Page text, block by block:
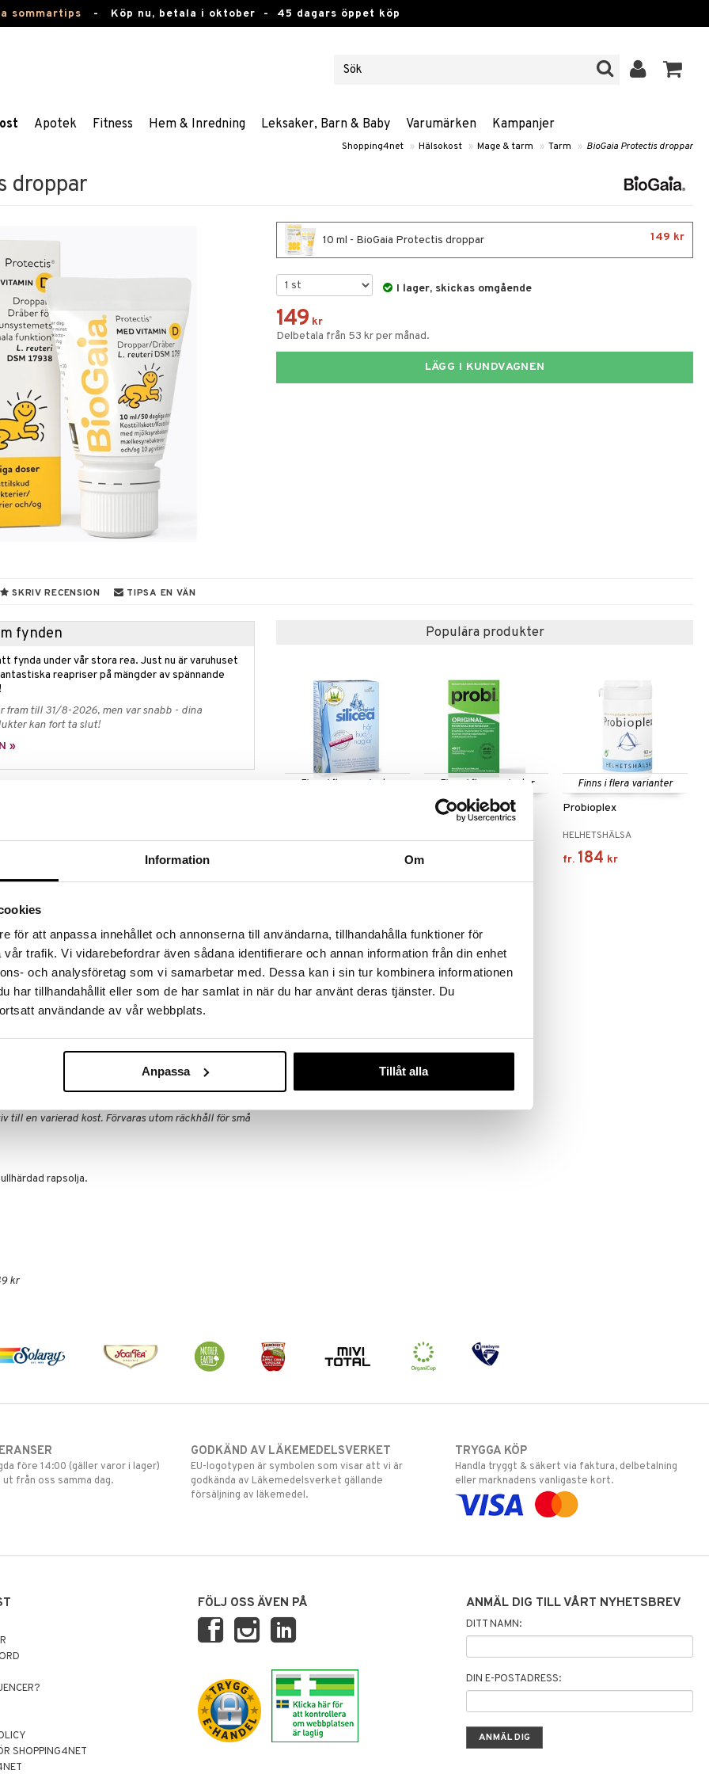
Information Om
för att anpassa innehållet och annonserna till användarna, tillhandahålla funktioner för
trafik. Vi vidarebefordrar även sådana identifierare och annan information från din enhet
och analysföretag som vi samarbetar med. Dessa kan i sin tur kombinera informationen
har tillhandahållit eller som de har samlat in när du har använt deras tjänster. Du
användande av vår webbplats.
Anpassa Tillåt alla
sommartips - Köp nu, betala i oktober - 45 dagars öppet köp
Apotek Fitness Hem & Inredning Leksaker, Barn & Baby Varumärken Kampanjer
Shopping4net » Hälsokost » Mage & tarm » Tarm » BioGaia Protectis droppar
droppar
10 ml - BioGaia Protectis droppar 149 kr
I lager, skickas omgående
149 kr
Delbetala från 53 kr per månad.
LÄGG I KUNDVAGNEN
SKRIV RECENSION TIPSA EN VÄN
fynden
fynda under vår stora rea. Just nu är varuhuset
reapriser på mängder av spännande
fram till 31/8-2026, men var snabb - dina
kan fort ta slut!
»
kosttillskott av hög kvalitet. Den ger en
över hela världen
till för tidigt födda barn rekommenderas ej.
användning så att bakteriekulturen blandas med
och ge dem med sked
till en varierad kost. Förvaras utom räckhåll för små
rapsolja.
kr
Populära produkter
Finns i flera varianter Finns i flera varianter
Probi Original
fr.
Finns i flera varianter
Probioplex
HELHETSHÄLSA
fr. 184 kr
fr. 129
före 14:00 (gäller varor i lager)
från oss samma dag.
GODKÄND AV LÄKEMEDELSVERKET
EU-logotypen är symbolen som visar att vi är
godkända av Läkemedelsverket gällande
försäljning av läkemedel.
TRYGGA KÖP
Handla tryggt & säkert via faktura, delbetalning
eller marknadens vanligaste kort.
SHOPPING4NET
FÖLJ OSS ÄVEN PÅ ANMÄL DIG TILL VÅRT NYHETSBREV
DITT NAMN:
DIN E-POSTADRESS: